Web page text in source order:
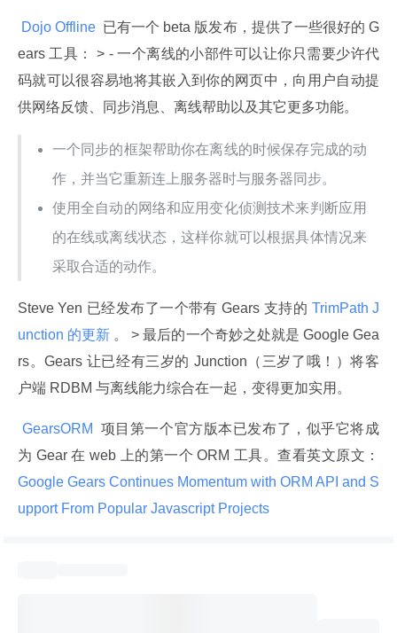
Dojo Offline 已有一个 beta 版发布，提供了一些很好的 G
ears 工具： > - 一个离线的小部件可以让你只需要少许代
码就可以很容易地将其嵌入到你的网页中，向用户自动提
供网络反馈、同步消息、离线帮助以及其它更多功能。
一个同步的框架帮助你在离线的时候保存完成的动
作，并当它重新连上服务器时与服务器同步。
使用全自动的网络和应用变化侦测技术来判断应用
的在线或离线状态，这样你就可以根据具体情况来
采取合适的动作。
Steve Yen 已经发布了一个带有 Gears 支持的 TrimPath J
unction 的更新 。 > 最后的一个奇妙之处就是 Google Gea
rs。Gears 让已经有三岁的 Junction（三岁了哦！）将客
户端 RDBM 与离线能力综合在一起，变得更加实用。
GearsORM
项目第一个官方版本已发布了，似乎它将成
为 Gear 在 web 上的第一个 ORM 工具。查看英文原文：
Google Gears Continues Momentum with ORM API and S
upport From Popular Javascript Projects